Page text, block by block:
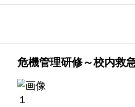
危機管理研修～校内救